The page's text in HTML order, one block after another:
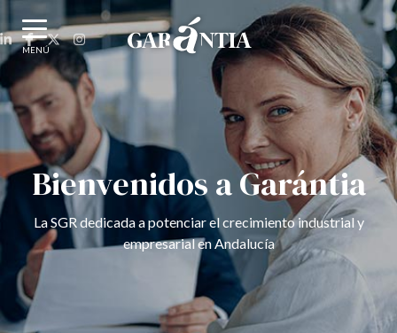
MENÚ
Bienvenidos a Garántia
La SGR dedicada a potenciar el crecimiento industrial y
empresarial en Andalucía